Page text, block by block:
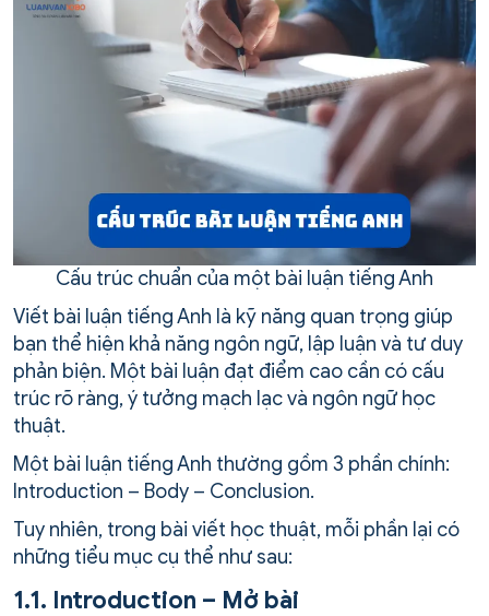
Cấu trúc chuẩn của một bài luận tiếng Anh
Viết bài luận tiếng Anh là kỹ năng quan trọng giúp
bạn thể hiện khả năng ngôn ngữ, lập luận và tư duy
phản biện. Một bài luận đạt điểm cao cần có cấu
trúc rõ ràng, ý tưởng mạch lạc và ngôn ngữ học
thuật.
Một bài luận tiếng Anh thường gồm 3 phần chính:
Introduction – Body – Conclusion.
Tuy nhiên, trong bài viết học thuật, mỗi phần lại có
những tiểu mục cụ thể như sau:
1.1. Introduction – Mở bài